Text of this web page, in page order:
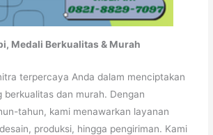
Medali Berkualitas & Murah
terpercaya Anda dalam menciptakan
berkualitas dan murah. Dengan
tahun, kami menawarkan layanan
produksi, hingga pengiriman. Kami